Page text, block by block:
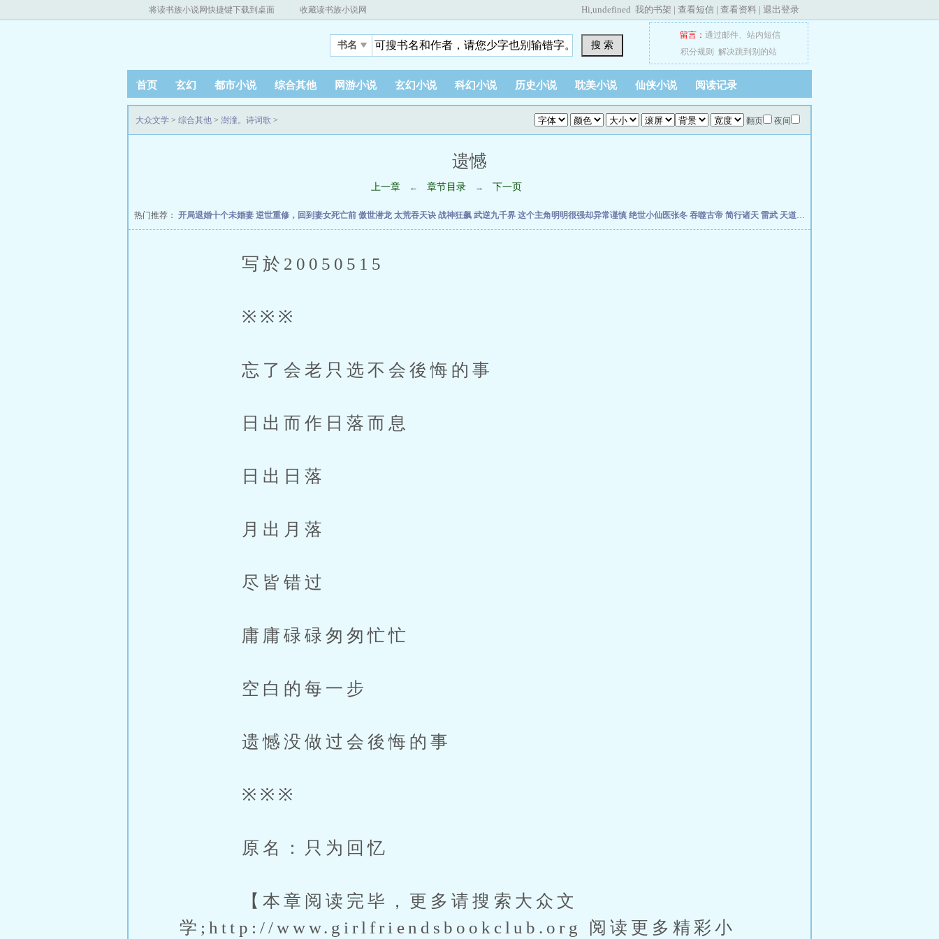
将读书族小说网快捷键下载到桌面 收藏读书族小说网 Hi,undefined 我的书架 | 查看短信 | 查看资料 | 退出登录
书名 搜 索
留言： 通过邮件、 站内短信
积分规则
解决跳到别的站
首页 玄幻 都市小说 综合其他 网游小说 玄幻小说 科幻小说 历史小说 耽美小说 仙侠小说 阅读记录
翻页 夜间
大众文学 > 综合其他 > 澍潼。诗词歌 >
遗憾
上一章 ← 章节目录 → 下一页
热门推荐： 开局退婚十个未婚妻 逆世重修，回到妻女死亡前 傲世潜龙太荒吞天诀 战神狂飙 武逆九千界 这个主角明明很强却异常谨慎 绝世小仙医张冬 吞噬古帝 简行诸天 雷武 天道天骄
写於20050515
※※※
忘了会老只选不会後悔的事
日出而作日落而息
日出日落
月出月落
尽皆错过
庸庸碌碌匆匆忙忙
空白的每一步
遗憾没做过会後悔的事
※※※
原名：只为回忆
【本章阅读完毕，更多请搜索大众文
学;http://www.girlfriendsbookclub.org 阅读更多精彩小